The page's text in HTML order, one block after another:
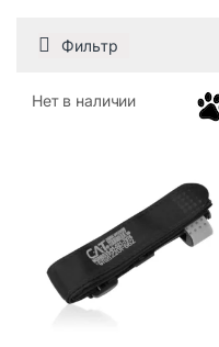
Фильтр
Нет в наличии